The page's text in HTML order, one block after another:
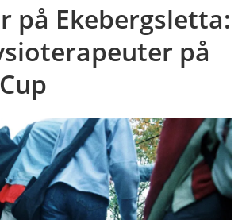
på Ekebergsletta:
på